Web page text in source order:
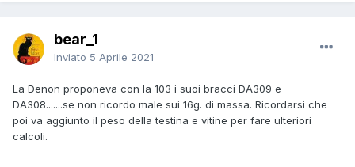
bear_1
Inviato 5 Aprile 2021
La Denon proponeva con la 103 i suoi bracci DA309 e
DA308.......se non ricordo male sui 16g. di massa. Ricordarsi che
poi va aggiunto il peso della testina e vitine per fare ulteriori
calcoli.